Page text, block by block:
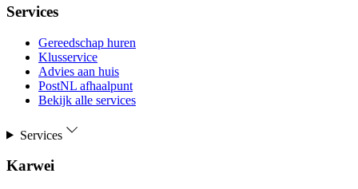
Services
Gereedschap huren
Klusservice
Advies aan huis
PostNL afhaalpunt
Bekijk alle services
Services
Karwei